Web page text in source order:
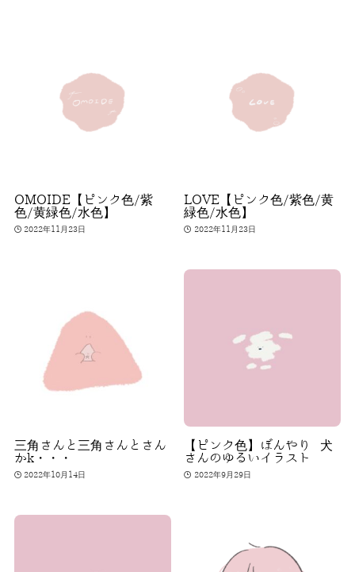
OMOIDE【ピンク色/紫
色/黄緑色/水色】
2022年11月23日
LOVE【ピンク色/紫色/黄
緑色/水色】
2022年11月23日
三角さんと三角さんとさん
かk・・・
2022年10月14日
【ピンク色】ぼんやり 犬
さんのゆるいイラスト
2022年9月29日